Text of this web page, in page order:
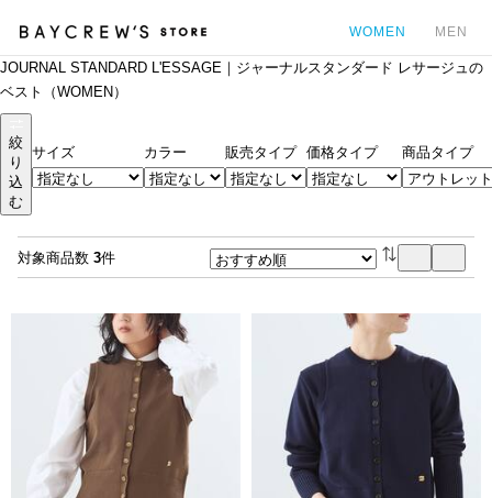
WOMEN MEN
JOURNAL STANDARD L'ESSAGE｜ジャーナルスタンダード レサージュの
ベスト（WOMEN）
絞
り
込
む
サイズ カラー 販売タイプ 価格タイプ 商品タイプ
対象商品数 3件